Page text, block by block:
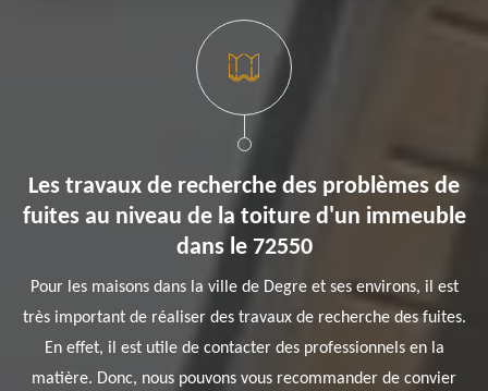
Les travaux de recherche des problèmes de
fuites au niveau de la toiture d'un immeuble
dans le 72550
Pour les maisons dans la ville de Degre et ses environs, il est
très important de réaliser des travaux de recherche des fuites.
En effet, il est utile de contacter des professionnels en la
matière. Donc, nous pouvons vous recommander de convier